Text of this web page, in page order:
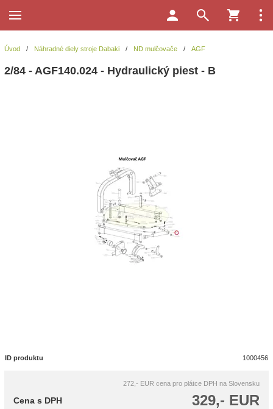
Úvod / Náhradné diely stroje Dabaki / ND mulčovače / AGF
2/84 - AGF140.024 - Hydraulický piest - B
ID produktu 1000456
272,- EUR cena pro plátce DPH na Slovensku
329,- EUR
Cena s DPH